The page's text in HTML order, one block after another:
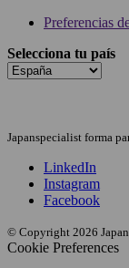
Preferencias
Selecciona tu país
Japanspecialist forma
LinkedIn
Instagram
Facebook
© Copyright 2026
Cookie Preferences